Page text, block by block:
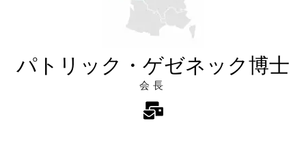
パトリック・ゲゼネック博士
会長